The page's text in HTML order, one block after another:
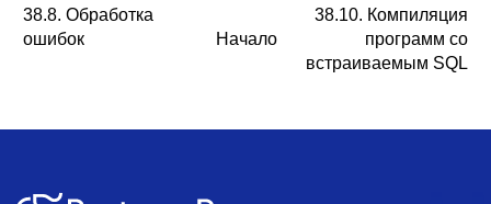
38.8. Обработка
ошибок
Начало
38.10. Компиляция
программ со
встраиваемым SQL